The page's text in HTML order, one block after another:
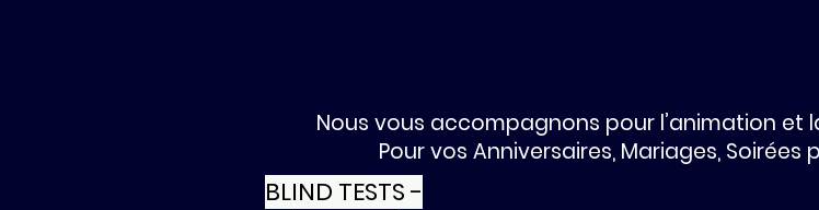
Nous vous accompagnons pour l’animation et
Pour vos Anniversaires, Mariages, Soirées
BLIND TESTS -